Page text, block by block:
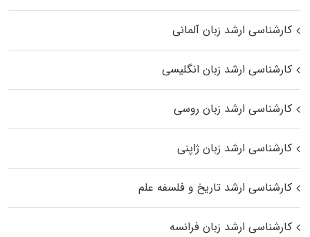
کارشناسی ارشد زبان آلمانی
کارشناسی ارشد زبان انگلیسی
کارشناسی ارشد زبان روسی
کارشناسی ارشد زبان ژاپنی
کارشناسی ارشد تاریخ و فلسفه علم
کارشناسی ارشد زبان فرانسه